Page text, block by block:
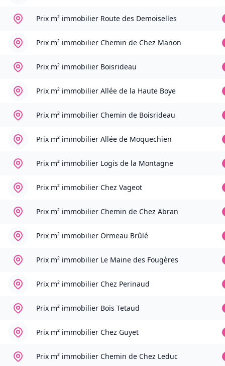
Prix m² immobilier Route des Demoiselles
Prix m² immobilier Chemin de Chez Manon
Prix m² immobilier Boisrideau
Prix m² immobilier Allée de la Haute Boye
Prix m² immobilier Chemin de Boisrideau
Prix m² immobilier Allée de Moquechien
Prix m² immobilier Logis de la Montagne
Prix m² immobilier Chez Vageot
Prix m² immobilier Chemin de Chez Abran
Prix m² immobilier Ormeau Brûlé
Prix m² immobilier Le Maine des Fougères
Prix m² immobilier Chez Perinaud
Prix m² immobilier Bois Tetaud
Prix m² immobilier Chez Guyet
Prix m² immobilier Chemin de Chez Leduc